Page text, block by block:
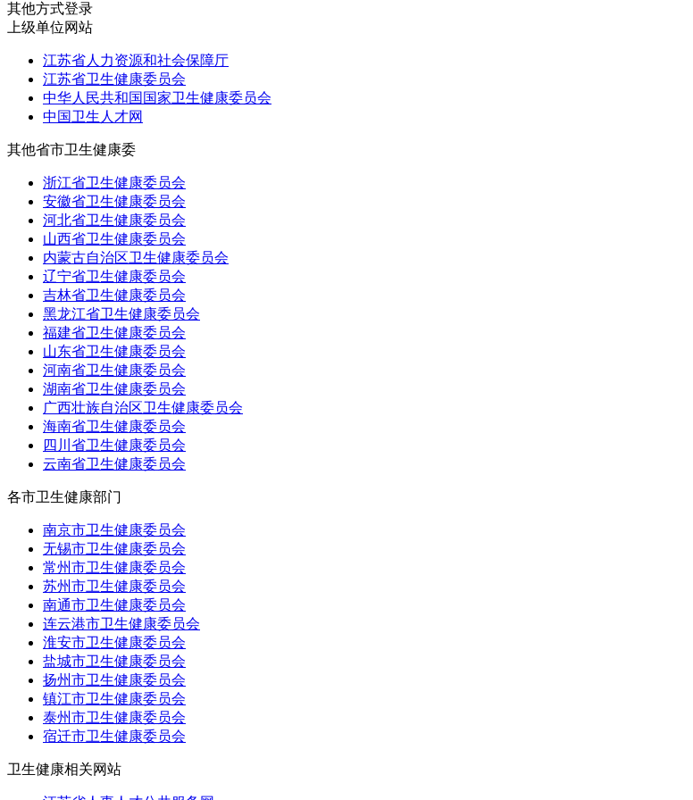
其他方式登录
上级单位网站
江苏省人力资源和社会保障厅
江苏省卫生健康委员会
中华人民共和国国家卫生健康委员会
中国卫生人才网
其他省市卫生健康委
浙江省卫生健康委员会
安徽省卫生健康委员会
河北省卫生健康委员会
山西省卫生健康委员会
内蒙古自治区卫生健康委员会
辽宁省卫生健康委员会
吉林省卫生健康委员会
黑龙江省卫生健康委员会
福建省卫生健康委员会
山东省卫生健康委员会
河南省卫生健康委员会
湖南省卫生健康委员会
广西壮族自治区卫生健康委员会
海南省卫生健康委员会
四川省卫生健康委员会
云南省卫生健康委员会
各市卫生健康部门
南京市卫生健康委员会
无锡市卫生健康委员会
常州市卫生健康委员会
苏州市卫生健康委员会
南通市卫生健康委员会
连云港市卫生健康委员会
淮安市卫生健康委员会
盐城市卫生健康委员会
扬州市卫生健康委员会
镇江市卫生健康委员会
泰州市卫生健康委员会
宿迁市卫生健康委员会
卫生健康相关网站